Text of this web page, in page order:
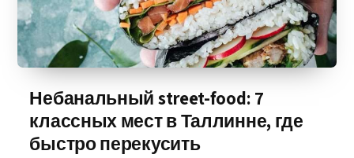
Небанальный street-food: 7
классных мест в Таллинне, где
быстро перекусить